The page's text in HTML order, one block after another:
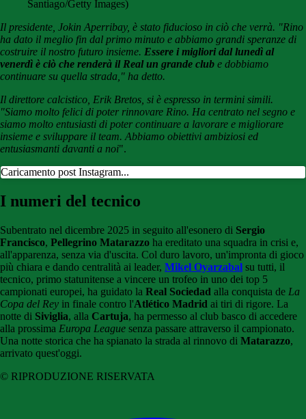
Santiago/Getty Images)
Il presidente, Jokin Aperribay, è stato fiducioso in ciò che verrà. "Rino
ha dato il meglio fin dal primo minuto e abbiamo grandi speranze di
costruire il nostro futuro insieme. Essere i migliori dal lunedì al
venerdì è ciò che renderà il Real un grande club e dobbiamo
continuare su quella strada," ha detto.
Il direttore calcistico, Erik Bretos, si è espresso in termini simili.
"Siamo molto felici di poter rinnovare Rino. Ha centrato nel segno e
siamo molto entusiasti di poter continuare a lavorare e migliorare
insieme e sviluppare il team. Abbiamo obiettivi ambiziosi ed
entusiasmanti davanti a noi".
Caricamento post Instagram...
I numeri del tecnico
Subentrato nel dicembre 2025 in seguito all'esonero di Sergio
Francisco, Pellegrino Matarazzo ha ereditato una squadra in crisi e,
all'apparenza, senza via d'uscita. Col duro lavoro, un'impronta di gioco
più chiara e dando centralità ai leader, Mikel Oyarzabal su tutti, il
tecnico, primo statunitense a vincere un trofeo in uno dei top 5
campionati europei, ha guidato la Real Sociedad alla conquista de La
Copa del Rey in finale contro l'Atlético Madrid ai tiri di rigore. La
notte di Siviglia, alla Cartuja, ha permesso al club basco di accedere
alla prossima Europa League senza passare attraverso il campionato.
Una notte storica che ha spianato la strada al rinnovo di Matarazzo,
arrivato quest'oggi.
© RIPRODUZIONE RISERVATA